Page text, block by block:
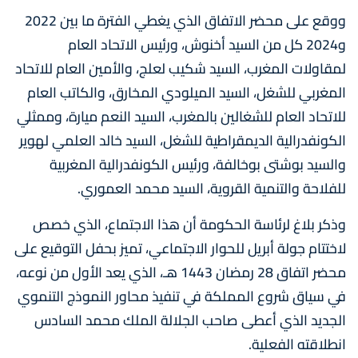
ووقع على محضر الاتفاق الذي يغطي الفترة ما بين 2022
و2024 كل من السيد أخنوش، ورئيس الاتحاد العام
لمقاولات المغرب، السيد شكيب لعلج، والأمين العام للاتحاد
المغربي للشغل، السيد الميلودي المخارق، والكاتب العام
للاتحاد العام للشغالين بالمغرب، السيد النعم ميارة، وممثلي
الكونفدرالية الديمقراطية للشغل، السيد خالد العلمي لهوير
والسيد بوشتى بوخالفة، ورئيس الكونفدرالية المغربية
للفلاحة والتنمية القروية، السيد محمد العموري.
وذكر بلاغ لرئاسة الحكومة أن هذا الاجتماع، الذي خصص
لاختتام جولة أبريل للحوار الاجتماعي، تميز بحفل التوقيع على
محضر اتفاق 28 رمضان 1443 هـ، الذي يعد الأول من نوعه،
في سياق شروع المملكة في تنفيذ محاور النموذج التنموي
الجديد الذي أعطى صاحب الجلالة الملك محمد السادس
انطلاقته الفعلية.